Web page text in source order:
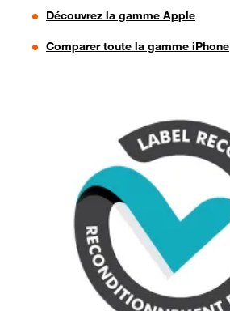
Découvrez la gamme Apple
Comparer toute la gamme iPhone